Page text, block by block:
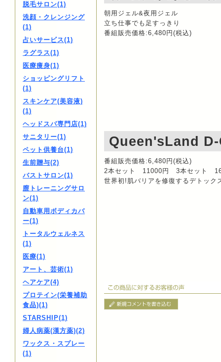
脱毛サロン(1)
洗顔・クレンジング
(1)
占いサービス(1)
ラグラス(1)
医療痩身(1)
ショッピングリフト
(1)
スキンケア(美容液)
(1)
ヘッドスパ専門店(1)
サニタリー(1)
ペット供養台(1)
生前贈与(2)
バストサロン(1)
膣トレーニングサロ
ン(1)
自動車用ボディカバ
ー(1)
トータルウェルネス
(1)
医療(1)
アート、芸術(1)
ヘアケア(4)
プロテイン(栄養補助
食品)(1)
STARSHIP(1)
婦人病薬(漢方薬)(2)
ワックス・スプレー
(1)
朝用ジェル&夜用ジェル
立ち仕事でも足すっきり
番組販売価格:6,480円(税込)
Queen'sLand
番組販売価格:6,480円(税込)
2本セット 11000円 3本セット
世界初!肌バリアを修復するデトック